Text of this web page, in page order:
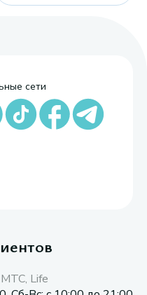
сети
Life